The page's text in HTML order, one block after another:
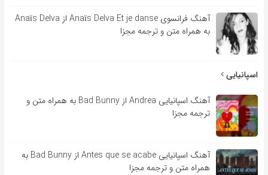
آهنگ فرانسوی Anaïs Delva Et je danse از Anaïs Delva
به همراه متن و ترجمه مجزا
اسپانیایی
آهنگ اسپانیایی Andrea از Bad Bunny به همراه متن و
ترجمه مجزا
آهنگ اسپانیایی Antes que se acabe از Bad Bunny به
همراه متن و ترجمه مجزا